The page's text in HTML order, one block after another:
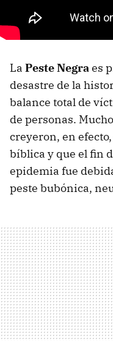
La Peste Negraes
desastre de la
balance total de
de personas.
creyeron, en
bíblica y que el fin
epidemia fue
peste bubónica,